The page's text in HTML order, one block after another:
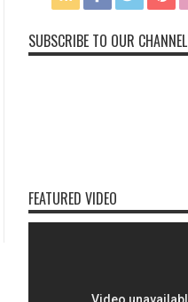
SUBSCRIBE TO OUR CHANNEL
FEATURED VIDEO